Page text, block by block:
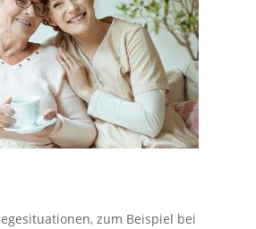
zum Beispiel bei